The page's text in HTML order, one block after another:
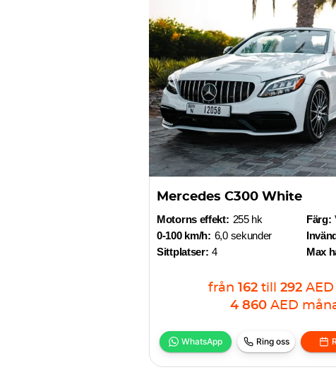
Mercedes C300 White
Motorns effekt: 255 hk
0-100 km/h: 6,0 sekunder
Sittplatser: 4
Färg:
Max
från 162 till 292 AED
4 860 AED
WhatsApp Ring oss